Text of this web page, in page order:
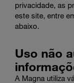
privacidade, as
este site, entre
abaixo.
Uso não
A Magna utiliza